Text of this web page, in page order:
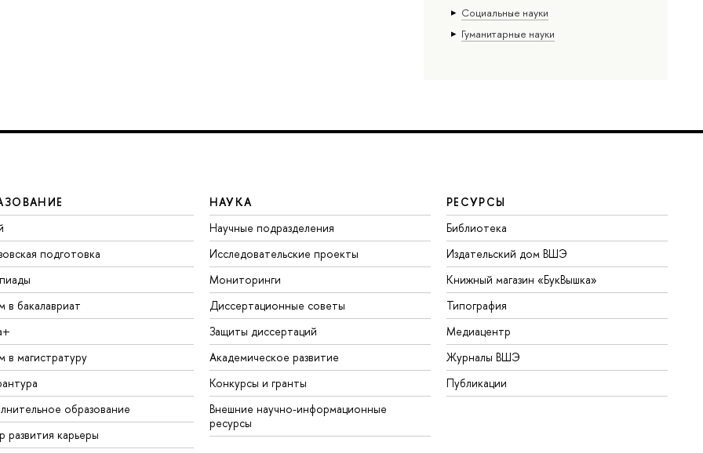
Социальные науки
Гуманитарные науки
подготовка
в бакалавриат
в магистратуру
образование
развития карьеры
НАУКА
Научные подразделения
Исследовательские проекты
Мониторинги
Диссертационные советы
Защиты диссертаций
Академическое развитие
Конкурсы и гранты
Внешние научно-информационные
ресурсы
РЕСУРСЫ
Библиотека
Издательский дом ВШЭ
Книжный магазин «БукВышка»
Типография
Медиацентр
Журналы ВШЭ
Публикации